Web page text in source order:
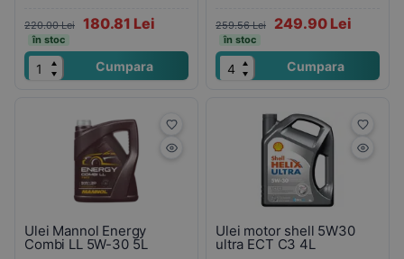
220.00 Lei 180.81 Lei
în stoc
Cumpara
259.56 Lei 249.90 Lei
în stoc
Cumpara
Ulei Mannol Energy
Combi LL 5W-30 5L
Ulei motor shell 5W30
ultra ECT C3 4L